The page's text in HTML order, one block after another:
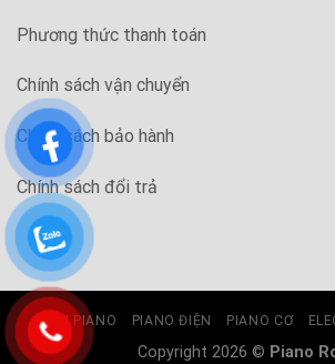
Phương thức thanh toán
Chính sách vận chuyển
Chính sách bảo hành
Chính sách đổi trả
ĐÀN PIANO PIANO ĐIỆN PIANO CƠ
Copyright 2026 © Piano